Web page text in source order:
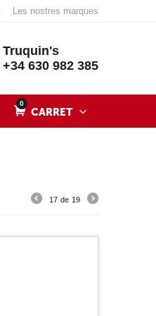
Les nostres marques
Truquin's
+34 630 982 385
0
CARRET
17 de 19